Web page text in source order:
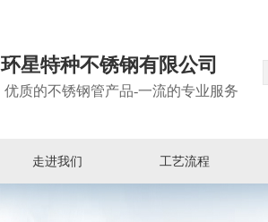
环星特种不锈钢有限公司
优质的不锈钢管产品-一流的专业服务
走进我们 工艺流程